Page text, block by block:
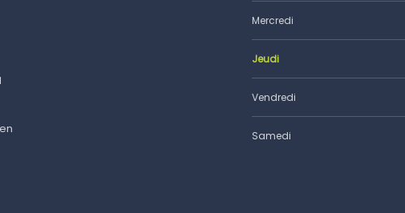
Mercredi
Jeudi
Vendredi
Samedi